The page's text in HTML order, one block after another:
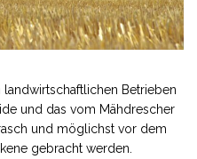
landwirtschaftlichen Betrieben
und das vom Mähdrescher
und möglichst vor dem
gebracht werden.